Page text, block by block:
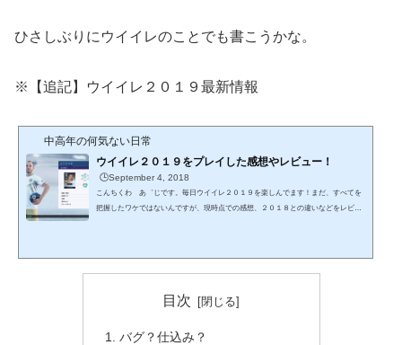
ひさしぶりにウイイレのことでも書こうかな。
※【追記】ウイイレ２０１９最新情報
中高年の何気ない日常
ウイイレ２０１９をプレイした感想やレビュー！
🕒️September 4, 2018
こんちくわ あ゛じです。毎日ウイイレ２０１９を楽しんでます！まだ、すべてを
把握したワケではないんですが、現時点での感想、２０１８との違いなどをレビュ
目次
バグ？仕込み？